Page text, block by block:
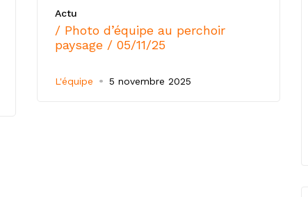
Actu
/ Photo d’équipe au perchoir
paysage / 05/11/25
L'équipe 5 novembre 2025